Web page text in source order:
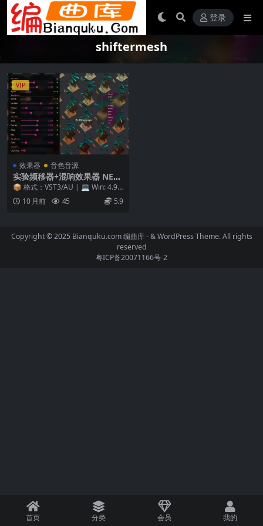
登录
shiftermesh
VIP
效果器 音色音源
实验频移器+混响效果器 NEL
ShifterMesh v2.0.0 RETAiL
[WiN/OSX]
📦 格式：VST3/AU | 💻 Win: 4.9
MB | 🍎 Mac: 12...
10 月前 45 5.9
Copyright © 2025 Bianquku.com编曲库- & WordPress Theme. All rights
reserved
粤ICP备20071166号-2
首页 分类 会员 我的